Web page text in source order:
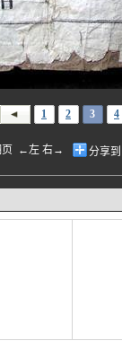
1 2 3 4
←左 右→ 分享